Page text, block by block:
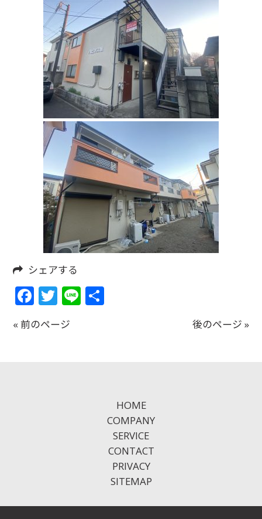
シェアする
Facebook
Twitter
Line
« 前のページ 後のページ »
HOME
COMPANY
SERVICE
CONTACT
PRIVACY
SITEMAP